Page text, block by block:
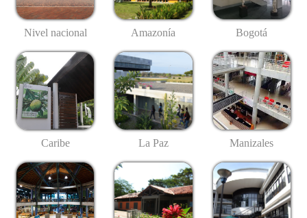
Nivel nacional Amazonía Bogotá
Caribe La Paz Manizales